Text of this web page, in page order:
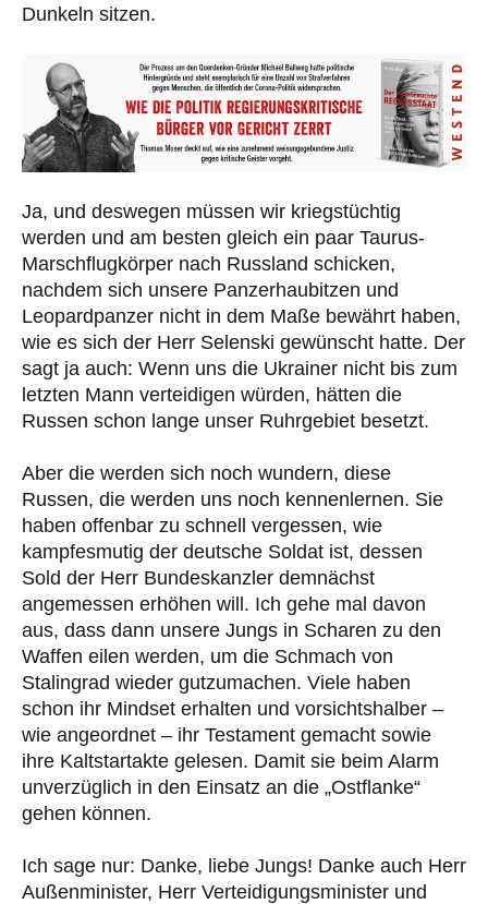
Dunkeln sitzen.
Ja, und deswegen müssen wir kriegstüchtig
werden und am besten gleich ein paar Taurus-
Marschflugkörper nach Russland schicken,
nachdem sich unsere Panzerhaubitzen und
Leopardpanzer nicht in dem Maße bewährt haben,
wie es sich der Herr Selenski gewünscht hatte. Der
sagt ja auch: Wenn uns die Ukrainer nicht bis zum
letzten Mann verteidigen würden, hätten die
Russen schon lange unser Ruhrgebiet besetzt.
Aber die werden sich noch wundern, diese
Russen, die werden uns noch kennenlernen. Sie
haben offenbar zu schnell vergessen, wie
kampfesmutig der deutsche Soldat ist, dessen
Sold der Herr Bundeskanzler demnächst
angemessen erhöhen will. Ich gehe mal davon
aus, dass dann unsere Jungs in Scharen zu den
Waffen eilen werden, um die Schmach von
Stalingrad wieder gutzumachen. Viele haben
schon ihr Mindset erhalten und vorsichtshalber –
wie angeordnet – ihr Testament gemacht sowie
ihre Kaltstartakte gelesen. Damit sie beim Alarm
unverzüglich in den Einsatz an die „Ostflanke“
gehen können.
Ich sage nur: Danke, liebe Jungs! Danke auch Herr
Außenminister, Herr Verteidigungsminister und